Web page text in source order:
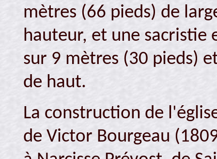
mètres (66 pieds) de
hauteur, et une sacristie
sur 9 mètres (30 pieds)
de haut.
La construction de
de Victor Bourgeau